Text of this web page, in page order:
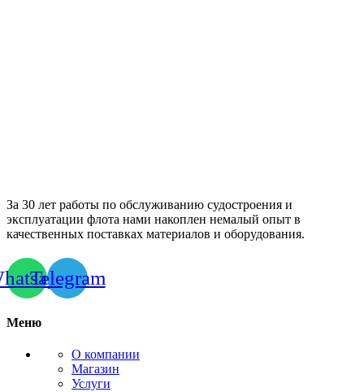
За 30 лет работы по обслуживанию судостроения и
эксплуатации флота нами накоплен немалый опыт в
качественных поставках материалов и оборудования.
Telegram
Меню
О компании
Магазин
Услуги